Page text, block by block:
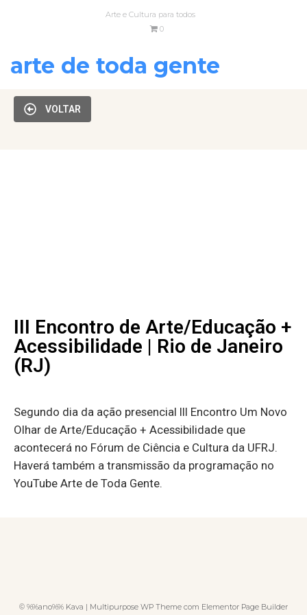
Arte e Cultura para todos
0
arte de toda gente
VOLTAR
III Encontro de Arte/Educação +
Acessibilidade | Rio de Janeiro
(RJ)
Segundo dia da ação presencial III Encontro Um Novo
Olhar de Arte/Educação + Acessibilidade que
acontecerá no Fórum de Ciência e Cultura da UFRJ.
Haverá também a transmissão da programação no
YouTube Arte de Toda Gente.
© %%ano%% Kava | Multipurpose WP Theme com Elementor Page Builder